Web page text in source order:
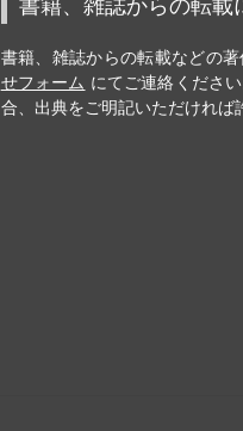
書籍、雑誌からの転載
書籍、雑誌からの転載などの著
せフォーム にてご連絡くださ
合、出典をご明記いただければ